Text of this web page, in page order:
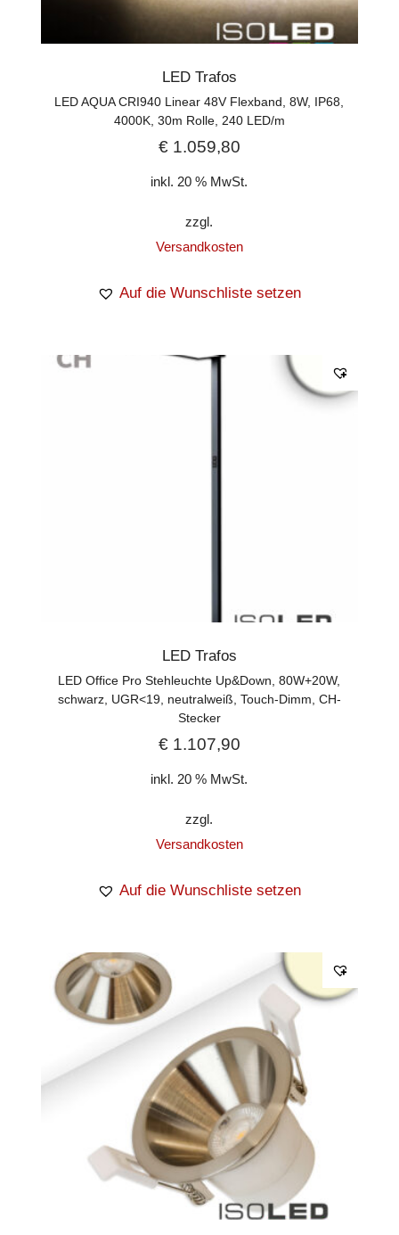
LED Trafos
LED AQUA CRI940 Linear 48V Flexband, 8W, IP68,
4000K, 30m Rolle, 240 LED/m
€1.059,80
inkl. 20 % MwSt.
zzgl.
Versandkosten
Auf die Wunschliste setzen
LED Trafos
LED Office Pro Stehleuchte Up&Down, 80W+20W,
schwarz, UGR<19, neutralweiß, Touch-Dimm, CH-
Stecker
€1.107,90
inkl. 20 % MwSt.
zzgl.
Versandkosten
Auf die Wunschliste setzen